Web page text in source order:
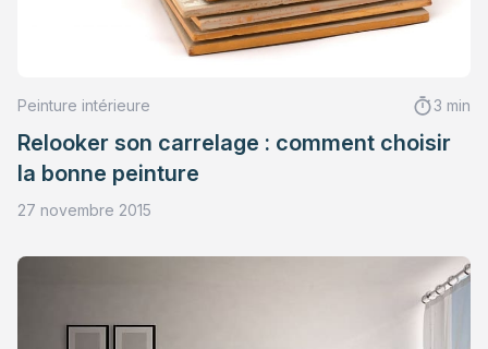
Peinture intérieure 3 min
Relooker son carrelage : comment choisir
la bonne peinture
27 novembre 2015